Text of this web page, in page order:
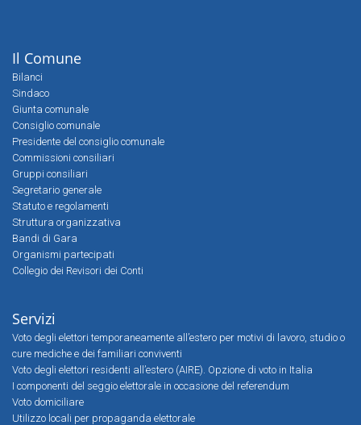
Il Comune
Bilanci
Sindaco
Giunta comunale
Consiglio comunale
Presidente del consiglio comunale
Commissioni consiliari
Gruppi consiliari
Segretario generale
Statuto e regolamenti
Struttura organizzativa
Bandi di Gara
Organismi partecipati
Collegio dei Revisori dei Conti
Servizi
Voto degli elettori temporaneamente all’estero per motivi di lavoro, studio o
cure mediche e dei familiari conviventi
Voto degli elettori residenti all’estero (AIRE). Opzione di voto in Italia
I componenti del seggio elettorale in occasione del referendum
Voto domiciliare
Utilizzo locali per propaganda elettorale